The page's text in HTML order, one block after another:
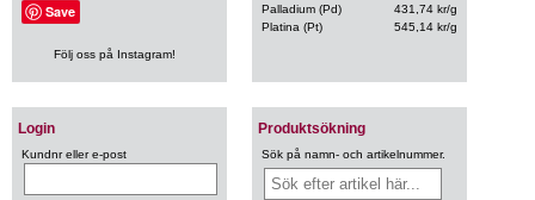
Palladium (Pd)
431,74 kr/g
Platina (Pt)
545,14 kr/g
Login
Kundnr eller e-post
Produktsökning
Sök på namn- och artikelnummer.
Save
Följ oss på Instagram!